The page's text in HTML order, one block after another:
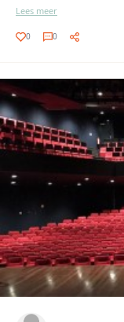
Lees meer
0 0